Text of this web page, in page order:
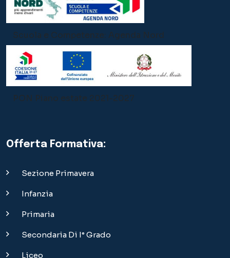
Scuola e Competenze: Agenda Nord
PON Piano estate 2021-2027
Offerta Formativa:
Sezione Primavera
Infanzia
Primaria
Secondaria Di I° Grado
Liceo